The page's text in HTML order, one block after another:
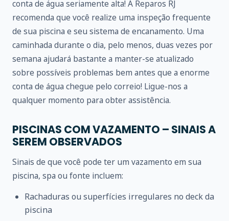
conta de água seriamente alta! A Reparos RJ
recomenda que você realize uma inspeção frequente
de sua piscina e seu sistema de encanamento. Uma
caminhada durante o dia, pelo menos, duas vezes por
semana ajudará bastante a manter-se atualizado
sobre possíveis problemas bem antes que a enorme
conta de água chegue pelo correio! Ligue-nos a
qualquer momento para obter assistência.
PISCINAS COM VAZAMENTO – SINAIS A
SEREM OBSERVADOS
Sinais de que você pode ter um vazamento em sua
piscina, spa ou fonte incluem:
Rachaduras ou superfícies irregulares no deck da
piscina